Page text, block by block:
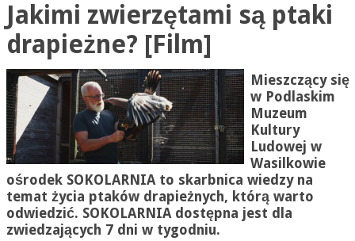
Jakimi zwierzętami są ptaki
drapieżne? [Film]
Mieszczący się
w Podlaskim
Muzeum
Kultury
Ludowej w
Wasilkowie
ośrodek SOKOLARNIAto skarbnica wiedzy na
temat życia ptaków drapieżnych, którą warto
odwiedzić. SOKOLARNIAdostępna jest dla
zwiedzających 7 dni w tygodniu.